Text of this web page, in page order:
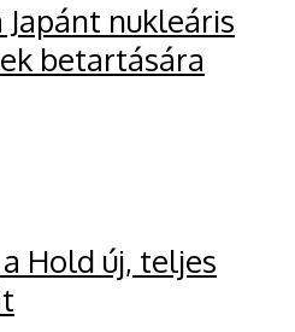
nukleáris
betartására
Hold új, teljes